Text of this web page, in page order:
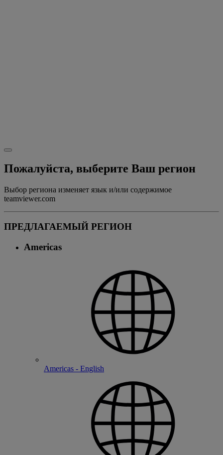
Пожалуйста, выберите Ваш регион
Выбор региона изменяет язык и/или содержимое
teamviewer.com
ПРЕДЛАГАЕМЫЙ РЕГИОН
Americas
Americas - English